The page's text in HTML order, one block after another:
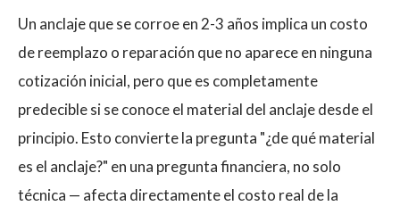
Un anclaje que se corroe en 2-3 años implica un costo
de reemplazo o reparación que no aparece en ninguna
cotización inicial, pero que es completamente
predecible si se conoce el material del anclaje desde el
principio. Esto convierte la pregunta "¿de qué material
es el anclaje?" en una pregunta financiera, no solo
técnica — afecta directamente el costo real de la